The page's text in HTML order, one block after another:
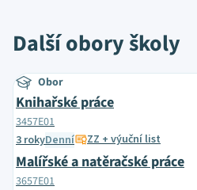
Další obory školy
Obor
Knihařské práce
3457E01
3 rokyDenní ZZ + výuční list
Malířské a natěračské práce
3657E01